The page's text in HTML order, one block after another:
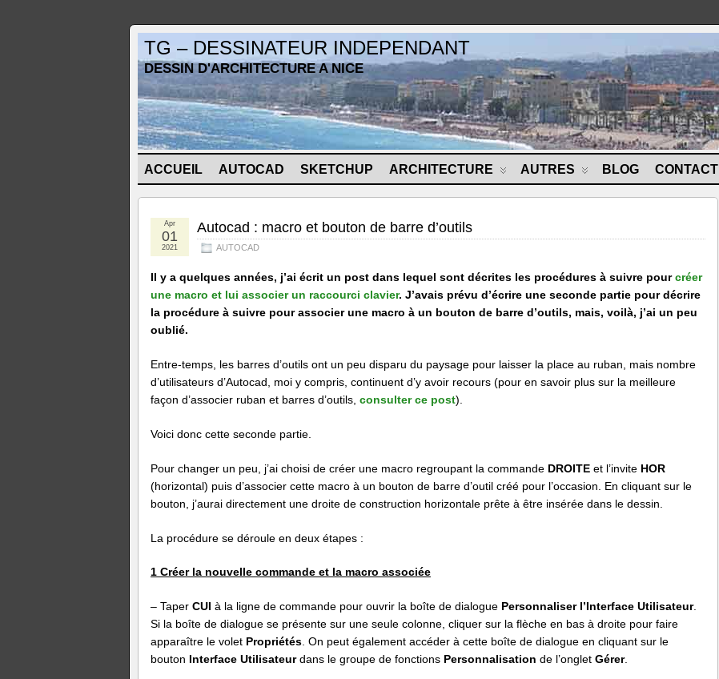
TG – DESSINATEUR INDEPENDANT
DESSIN D'ARCHITECTURE A NICE
ACCUEIL AUTOCAD SKETCHUP ARCHITECTURE AUTRES BLOG CONTACT
Autocad : macro et bouton de barre d’outils
AUTOCAD
Apr
01
2021
Il y a quelques années, j’ai écrit un post dans lequel sont décrites les procédures à suivre pourcréer
une macro et lui associer un raccourci clavier. J’avais prévu d’écrire une seconde partie pour décrire
la procédure à suivre pour associer une macro à un bouton de barre d’outils, mais, voilà, j’ai un peu
oublié.
Entre-temps, les barres d’outils ont un peu disparu du paysage pour laisser la place au ruban, mais nombre
d’utilisateurs d’Autocad, moi y compris, continuent d’y avoir recours (pour en savoir plus sur la meilleure
façon d’associer ruban et barres d’outils, consulter ce post).
Voici donc cette seconde partie.
Pour changer un peu, j’ai choisi de créer une macro regroupant la commande DROITE et l’invite HOR
(horizontal) puis d’associer cette macro à un bouton de barre d’outil créé pour l’occasion. En cliquant sur le
bouton, j’aurai directement une droite de construction horizontale prête à être insérée dans le dessin.
La procédure se déroule en deux étapes :
1 Créer la nouvelle commande et la macro associée
– Taper CUI à la ligne de commande pour ouvrir la boîte de dialogue Personnaliser l’Interface Utilisateur.
Si la boîte de dialogue se présente sur une seule colonne, cliquer sur la flèche en bas à droite pour faire
apparaître le volet Propriétés. On peut également accéder à cette boîte de dialogue en cliquant sur le
bouton Interface Utilisateurdans le groupe de fonctions Personnalisation de l’onglet Gérer.